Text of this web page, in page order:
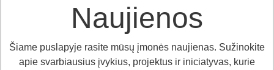
Naujienos
Šiame puslapyje rasite mūsų įmonės naujienas. Sužinokite
apie svarbiausius įvykius, projektus ir iniciatyvas, kurie